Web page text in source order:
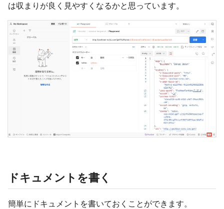
は収まりが良く見やすくなるかと思っています。
ドキュメントを書く
簡単にドキュメントを書いておくことができます。